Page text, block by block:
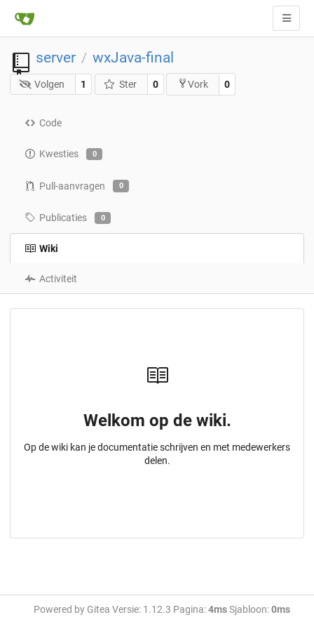
server / wxJava-final
Volgen 1 Ster 0 Vork 0
Code
Kwesties 0
Pull-aanvragen 0
Publicaties 0
Wiki
Activiteit
Welkom op de wiki.
Op de wiki kan je documentatie schrijven en met medewerkers
delen.
Powered by Gitea Versie: 1.12.3 Pagina:4msSjabloon:0ms